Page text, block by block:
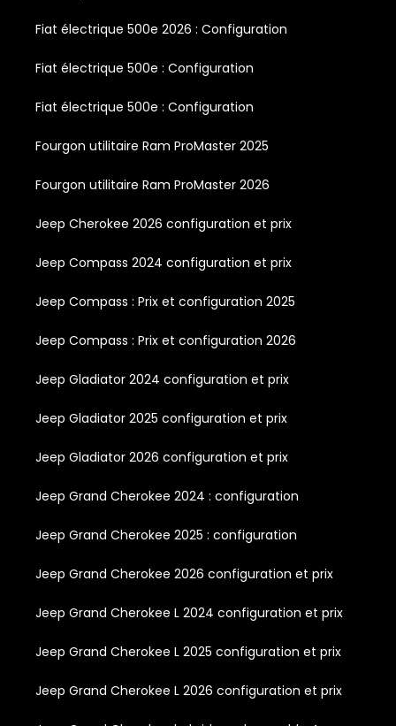
Fiat électrique 500e 2026 : Configuration
Fiat électrique 500e : Configuration
Fiat électrique 500e : Configuration
Fourgon utilitaire Ram ProMaster 2025
Fourgon utilitaire Ram ProMaster 2026
Jeep Cherokee 2026 configuration et prix
Jeep Compass 2024 configuration et prix
Jeep Compass : Prix et configuration 2025
Jeep Compass : Prix et configuration 2026
Jeep Gladiator 2024 configuration et prix
Jeep Gladiator 2025 configuration et prix
Jeep Gladiator 2026 configuration et prix
Jeep Grand Cherokee 2024 : configuration
Jeep Grand Cherokee 2025 : configuration
Jeep Grand Cherokee 2026 configuration et prix
Jeep Grand Cherokee L 2024 configuration et prix
Jeep Grand Cherokee L 2025 configuration et prix
Jeep Grand Cherokee L 2026 configuration et prix